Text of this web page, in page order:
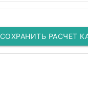
СОХРАНИТЬ РАСЧЕТ